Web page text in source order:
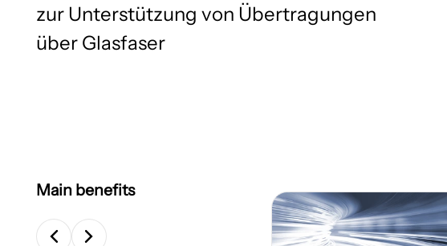
zur Unterstützung von Übertragungen
über Glasfaser
Main benefits